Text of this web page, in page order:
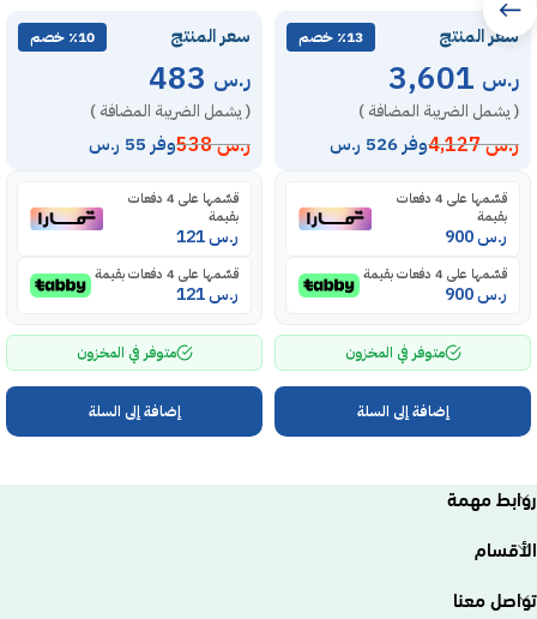
سعر المنتج ٪13 خصم
ر.س
( يشمل الضريبة المضافة )
ر.س4,127 وفر 526 ر.س
قسّمها على 4 دفعات
بقيمة
ر.س
قسّمها على 4 دفعات بقيمة
ر.س
متوفر في المخزون
إضافة إلى السلة
سعر المنتج ٪10 خصم
ر.س
( يشمل الضريبة المضافة )
ر.س538 وفر 55 ر.س
قسّمها على 4 دفعات
بقيمة
ر.س
قسّمها على 4 دفعات بقيمة
ر.س
متوفر في المخزون
إضافة إلى السلة
روابط مهمة
الأقسام
تواصل معنا